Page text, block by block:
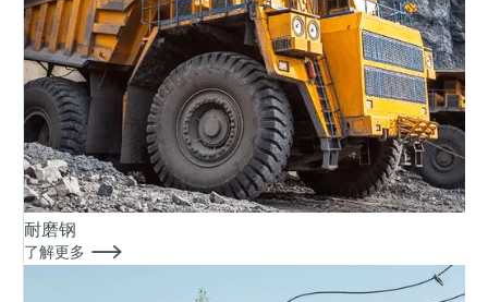
耐磨钢
了解更多 